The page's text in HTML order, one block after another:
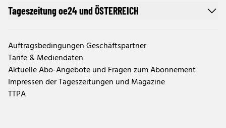
Tageszeitung oe24 und ÖSTERREICH
Auftragsbedingungen Geschäftspartner
Tarife & Mediendaten
Aktuelle Abo-Angebote und Fragen zum Abonnement
Impressen der Tageszeitungen und Magazine
TTPA